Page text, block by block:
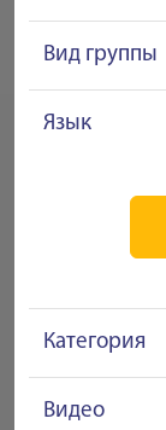
Вид группы
Язык
Категория
Видео